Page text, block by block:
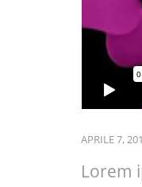
APRILE 7,
Lorem